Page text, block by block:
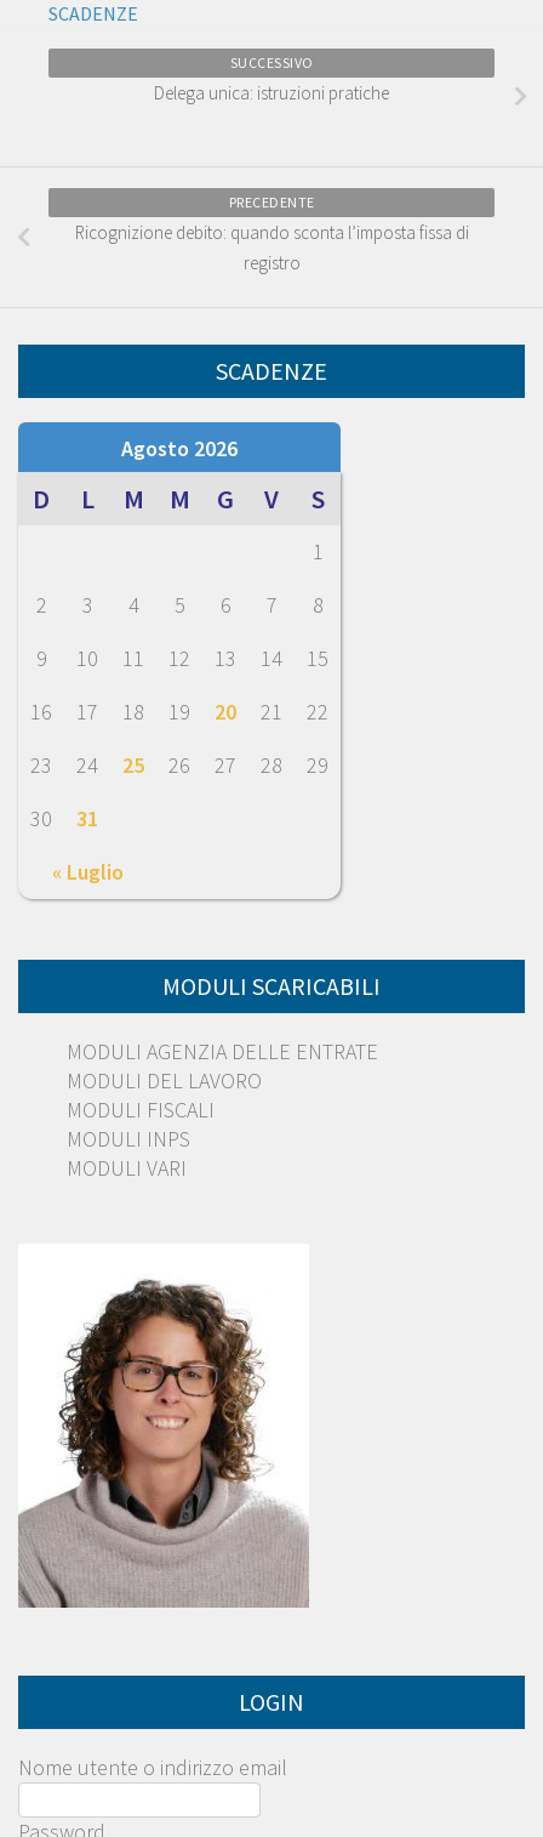
SCADENZE
SUCCESSIVO
Delega unica: istruzioni pratiche
PRECEDENTE
Ricognizione debito: quando sconta l’imposta fissa di
registro
SCADENZE
Agosto 2026
D L M M G V S
« Luglio
1
2
3 4 5 6 7
8
9
10 11 12 13 14
15
16
17 18 19 20 21
22
23
24 25 26 27 28
29
30
31
MODULI SCARICABILI
MODULI AGENZIA DELLE ENTRATE
MODULI DEL LAVORO
MODULI FISCALI
MODULI INPS
MODULI VARI
LOGIN
Nome utente o indirizzo email